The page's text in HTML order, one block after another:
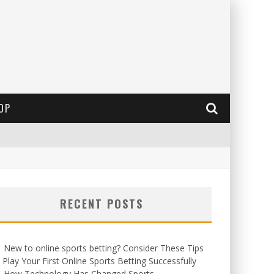
RECENT POSTS
New to online sports betting? Consider These Tips
Your First Online Sports Betting Successfully